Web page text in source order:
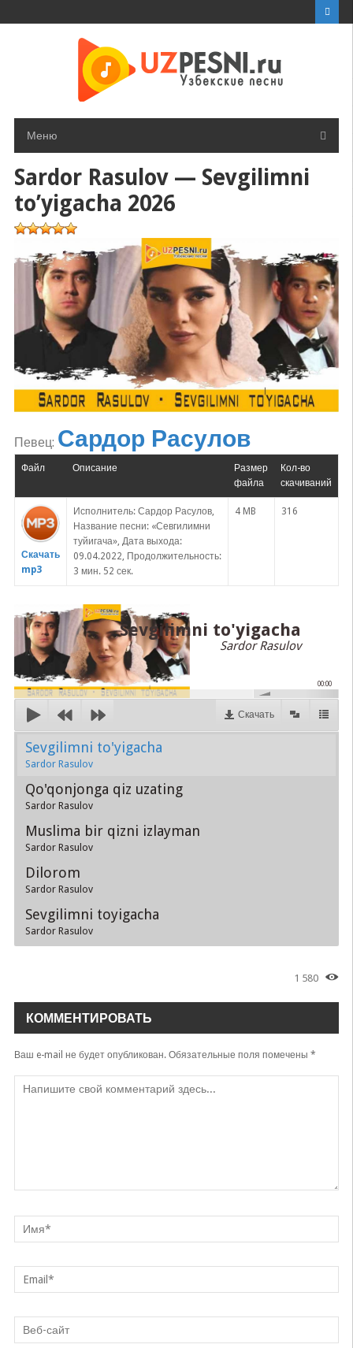
Меню
Sardor Rasulov — Sevgilimni
to’yigacha 2026
Певец: Сардор Расулов
Файл Описание
Размер
файла
Кол-во
скачиваний
Скачать
mp3
Исполнитель: Сардор Расулов,
Название песни: «Севгилимни
туйигача», Дата выхода:
09.04.2022, Продолжительность:
3 мин. 52 сек.
4 MB 316
Sevgilimni to'yigacha
Sardor Rasulov
00:00
Скачать
Sevgilimni to'yigacha
Sardor Rasulov
Qo'qonjonga qiz uzating
Sardor Rasulov
Muslima bir qizni izlayman
Sardor Rasulov
Dilorom
Sardor Rasulov
Sevgilimni toyigacha
Sardor Rasulov
1 580
КОММЕНТИРОВАТЬ
Ваш e-mail не будет опубликован.Обязательные поля помечены *